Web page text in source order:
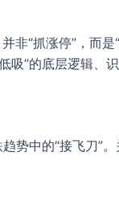
非“抓涨停”，而
吸”的底层逻辑、
势中的“接飞刀”。